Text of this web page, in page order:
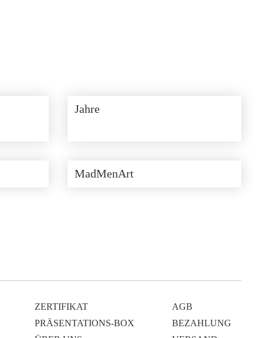
Jahre
MadMenArt
ZERTIFIKAT
PRÄSENTATIONS-BOX
AGB
BEZAHLUNG